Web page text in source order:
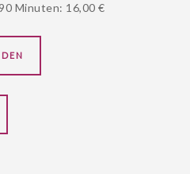
Minuten: 16,00 €